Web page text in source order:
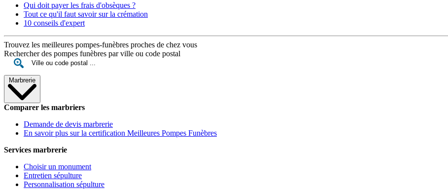
Qui doit payer les frais d'obsèques ?
Tout ce qu'il faut savoir sur la crémation
10 conseils d'expert
Trouvez les meilleures pompes-funèbres proches de chez vous
Rechercher des pompes funèbres par ville ou code postal
Marbrerie
Comparer les marbriers
Demande de devis marbrerie
En savoir plus sur la certification Meilleures Pompes Funèbres
Services marbrerie
Choisir un monument
Entretien sépulture
Personnalisation sépulture